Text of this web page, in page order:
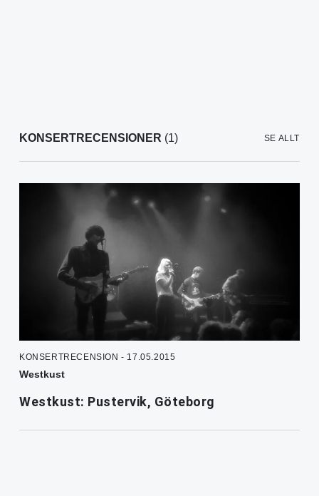
KONSERTRECENSIONER (1) SE ALLT
KONSERTRECENSION - 17.05.2015
Westkust
Westkust: Pustervik, Göteborg